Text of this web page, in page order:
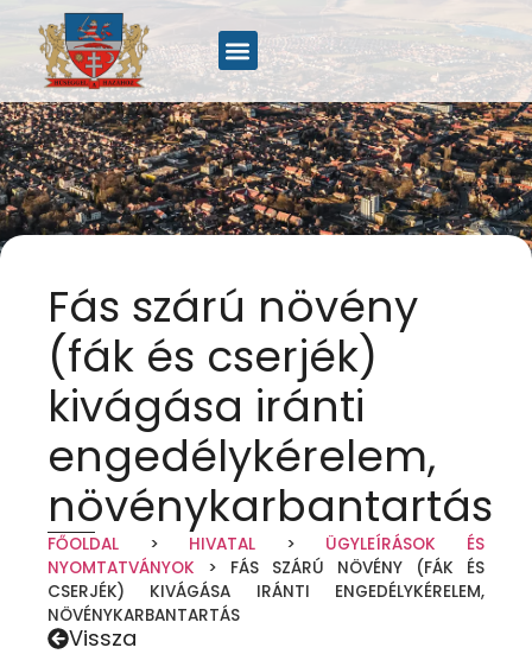
Fás szárú növény
(fák és cserjék)
kivágása iránti
engedélykérelem,
növénykarbantartás
FŐOLDAL > HIVATAL > ÜGYLEÍRÁSOK ÉS
NYOMTATVÁNYOK > FÁS SZÁRÚ NÖVÉNY (FÁK ÉS
CSERJÉK) KIVÁGÁSA IRÁNTI ENGEDÉLYKÉRELEM,
NÖVÉNYKARBANTARTÁS
Vissza